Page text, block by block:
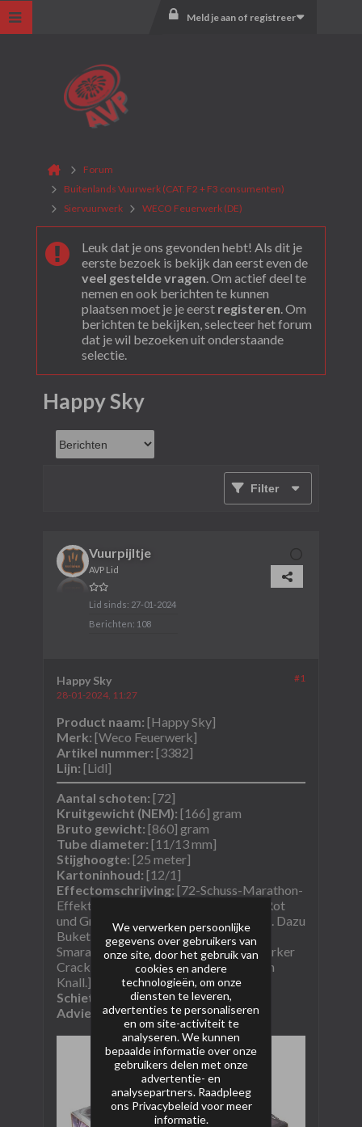
Meld je aan of registreer
Forum
Buitenlands Vuurwerk (CAT. F2 + F3 consumenten)
Siervuurwerk
WECO Feuerwerk (DE)
Leuk dat je ons gevonden hebt! Als dit je
eerste bezoek is bekijk dan eerst even de
veel gestelde vragen. Om actief deel te
nemen en ook berichten te kunnen
plaatsen moet je je eerst registeren. Om
berichten te bekijken, selecteer het forum
dat je wil bezoeken uit onderstaande
selectie.
Happy Sky
Filter
Vuurpijltje
AVP Lid
Lid sinds: 27-01-2024
Berichten: 108
#1
Happy Sky
28-01-2024, 11:27
Product naam: [Happy Sky]
Merk: [Weco Feuerwerk]
Artikel nummer: [3382]
Lijn: [Lidl]
Aantal schoten: [72]
Kruitgewicht (NEM): [166] gram
Bruto gewicht: [860] gram
Tube diameter: [11/13 mm]
Stijghoogte: [25 meter]
Kartoninhoud: [12/1]
Effectomschrijving: [72-Schuss-Marathon-
Effekt-Batterie. Kometenaufstiege in Rot
und Grün sowie mit fetzigem Crackling. Dazu
Buketts in Blinkweiß, Rubinrot und
Smaragdgrün, abschließend mit lautstarker
Crackling-Wolke und immer mit lautem
Knall.]
Schietrichting:[i-shape]
Adviesprijs:€[6,99]​​
We verwerken persoonlijke
gegevens over gebruikers van
onze site, door het gebruik van
cookies en andere
technologieën, om onze
diensten te leveren,
advertenties te personaliseren
en om site-activiteit te
analyseren. We kunnen
bepaalde informatie over onze
gebruikers delen met onze
advertentie- en
analysepartners. Raadpleeg
ons Privacybeleid voor meer
informatie.